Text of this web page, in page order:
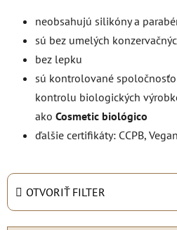
neobsahujú silikóny a
sú bez umelých
bez lepku
sú kontrolované
kontrolu biologických
ako Cosmetic biológico
ďalšie certifikáty: CCPB,
OTVORIŤ FILTER